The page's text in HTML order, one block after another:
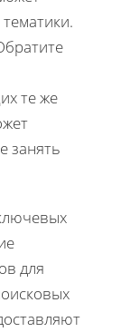
те же
занять
для